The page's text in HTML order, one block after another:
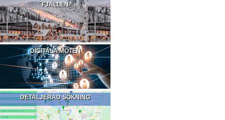
FJÄLLEN
DIGITALA MÖTEN
DETALJERAD SÖKNING